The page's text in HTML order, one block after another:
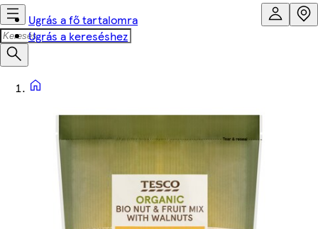
Ugrás a fő tartalomra
Ugrás a kereséshez